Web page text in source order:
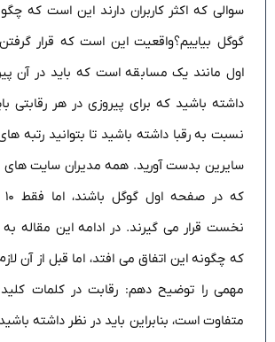
سوالی که اکثر کاربران دارند این است که
گوگل بیاییم؟واقعیت این است که قرار
اول مانند یک مسابقه است که باید در آن
داشته باشید که برای پیروزی در هر رقابتی
نسبت به رقبا داشته باشید تا بتوانید رتبه
سایرین بدست آورید. همه مدیران سایت های
نخست قرار می گیرند. در ادامه این مقاله
که چگونه این اتفاق می افتد، اما قبل از آن
مهمی را توضیح دهم: رقابت در کلمات
متفاوت است، بنابراین باید در نظر داشته